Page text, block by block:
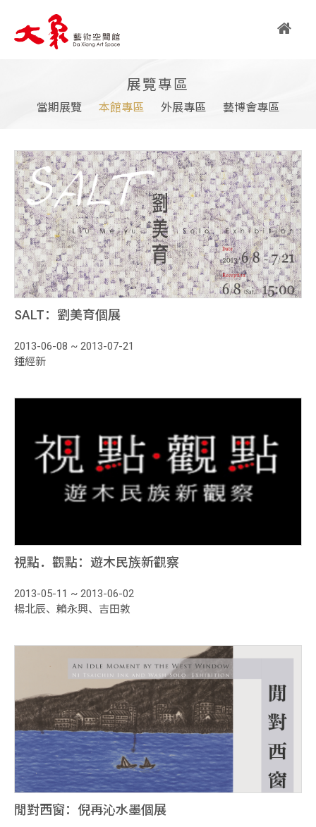
關
於
大
象
大象藝術空間館簡介
藝術亮點
服務項目
當期展覽
外展專區
藝
家
體
報
導
出
版
品
展覽專區
當期展覽 本館專區 外展專區 藝博會專區
SALT：劉美育個展
2013-06-08 ~ 2013-07-21
鍾經新
視點．觀點：遊木民族新觀察
2013-05-11 ~ 2013-06-02
楊北辰、賴永興、吉田敦
閒對西窗：倪再沁水墨個展